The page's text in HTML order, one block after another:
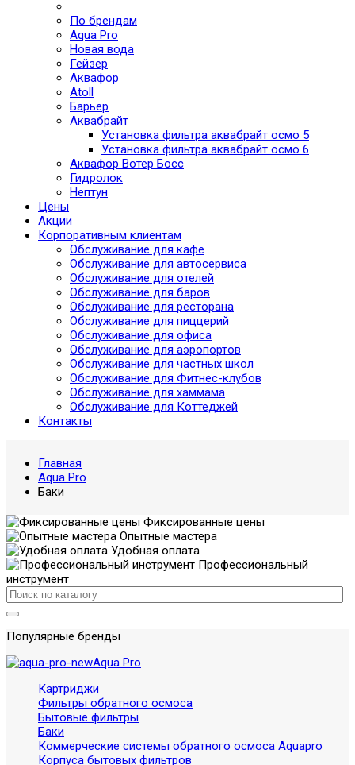
По брендам
Aqua Pro
Новая вода
Гейзер
Аквафор
Atoll
Барьер
Аквабрайт
Установка фильтра аквабрайт осмо 5
Установка фильтра аквабрайт осмо 6
Аквафор Вотер Босс
Гидролок
Нептун
Цены
Акции
Корпоративным клиентам
Обслуживание для кафе
Обслуживание для автосервиса
Обслуживание для отелей
Обслуживание для баров
Обслуживание для ресторана
Обслуживание для пиццерий
Обслуживание для офиса
Обслуживание для аэропортов
Обслуживание для частных школ
Обслуживание для Фитнес-клубов
Обслуживание для хаммама
Обслуживание для Коттеджей
Контакты
Главная
Aqua Pro
Баки
Фиксированные цены
Опытные мастера
Удобная оплата
Профессиональный
инструмент
Популярные бренды
Aqua Pro
Картриджи
Фильтры обратного осмоса
Бытовые фильтры
Баки
Коммерческие системы обратного осмоса Aquapro
Корпуса бытовых фильтров